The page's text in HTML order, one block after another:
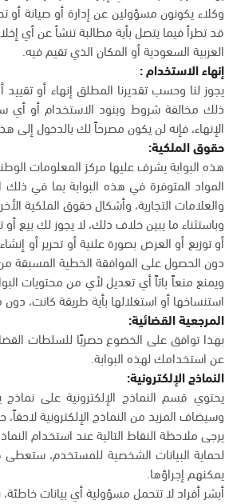
وكلاء يكونون مسؤولين عن إدارة أو صيانة أو
قد تطرأ فيما يتصل بأية مطالبة تنشأ عن أي
العربية السعودية أو المكان الذي تقيم فيه.
إنهاء الاستخدام :
يجوز لنا وحسب تقديرنا المطلق إنهاء أو
ذلك مخالفة شروط وبنود الاستخدام أو أي
الإنهاء، فإنه لن يكون مصرحاً لك بالدخول إلى
حقوق الملكية:
هذه البوابة يشرف عليها مركز المعلومات
المواد المتوفرة في هذه البوابة بما في
والعلامات التجارية، وأشكال حقوق الملكية
وباستثناء ما يبين خلاف ذلك، لا يجوز لك بيع
أو توزيع أو العرض بصورة علنية أو تحرير أو
دون الحصول على الموافقة الخطية المسبقة من
ويمنع منعاً باتاً أي تعديل لأي من محتويات
استنساخها أو استغلالها بأية طريقة كانت،
المرجعية القضائية:
بهذا توافق على الخضوع حصريًا للسلطات
عن استخدامك لهذه البوابة.
النماذج الإلكترونية:
يحتوي قسم النماذج الإلكترونية على
وسيضاف المزيد من النماذج الإلكترونية
يرجى ملاحظة النقاط التالية عند استخدام
لحماية البيانات الشخصية للمستخدم،
يمكنهم إجراؤها.
أبشر أفراد لا تتحمل مسؤولية أي بيانات